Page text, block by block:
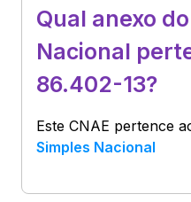
Qual anexo
Nacional
86.402-13?
Este CNAE pertence
Simples Nacional